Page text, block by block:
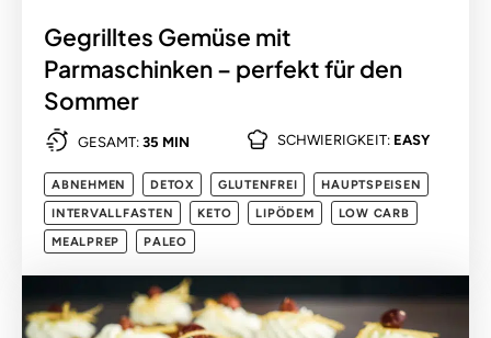
Gegrilltes Gemüse mit
Parmaschinken – perfekt für den
Sommer
GESAMT: 35 MIN SCHWIERIGKEIT: EASY
ABNEHMEN DETOX GLUTENFREI
HAUPTSPEISEN
INTERVALLFASTEN
KETO LIPÖDEM
LOW CARB
MEALPREP
PALEO